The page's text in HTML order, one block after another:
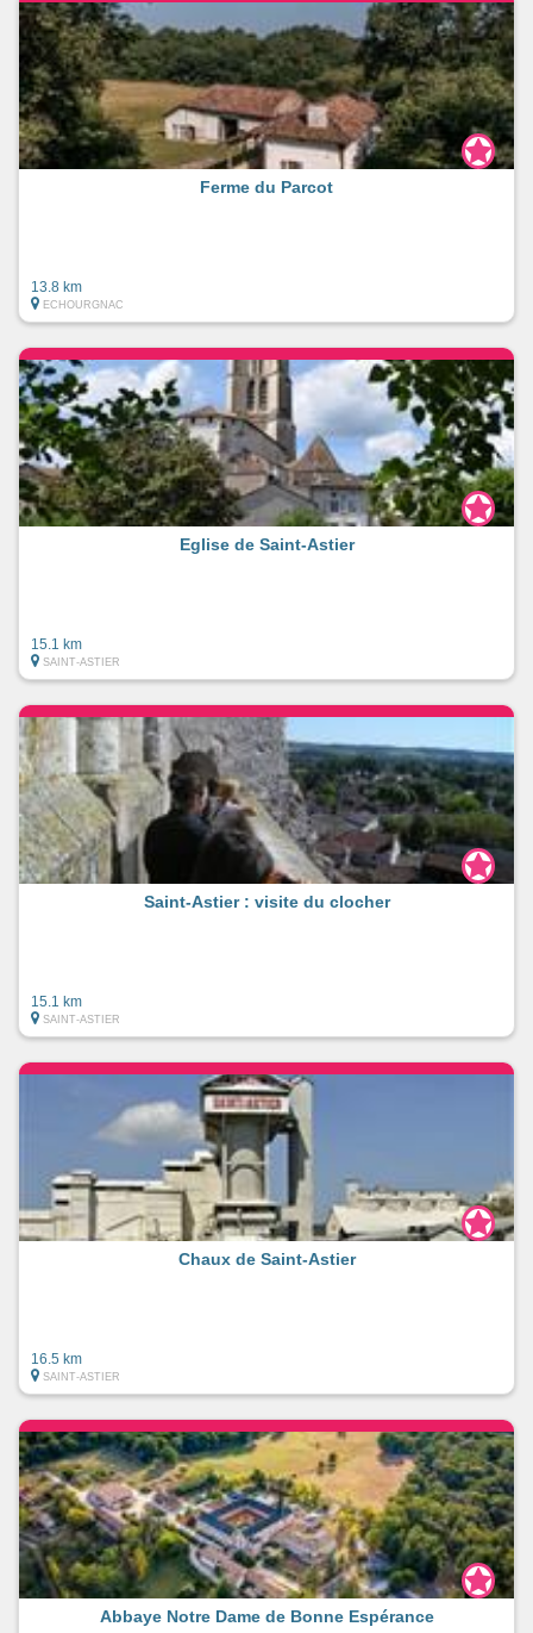
Ferme du Parcot
13.8 km
ECHOURGNAC
Eglise de Saint-Astier
15.1 km
SAINT-ASTIER
Saint-Astier : visite du clocher
15.1 km
SAINT-ASTIER
Chaux de Saint-Astier
16.5 km
SAINT-ASTIER
Abbaye Notre Dame de Bonne Espérance